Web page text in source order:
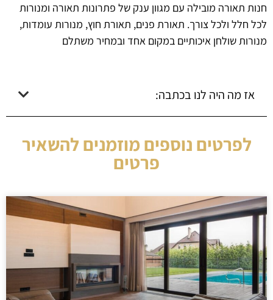
חנות תאורה מובילה עם מגוון ענק של פתרונות תאורה ומנורות
לכל חלל ולכל צורך. תאורת פנים, תאורת חוץ, מנורות עומדות,
מנורות שולחן איכותיים במקום אחד ובמחיר משתלם
אז מה היה לנו בכתבה:
לפרטים נוספים מוזמנים להשאיר
פרטים